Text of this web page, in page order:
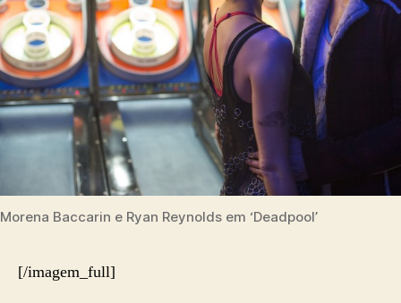
Morena Baccarin e Ryan Reynolds em ‘Deadpool’
[/imagem_full]